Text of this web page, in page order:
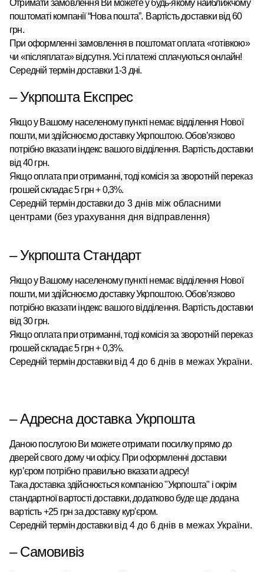
Отримати замовлення Ви можете у будь-якому найближчому
поштоматікомпанії “Нова пошта”. Вартість доставки від 60
грн.
При оформленні замовлення в поштомат оплата «готівкою»
чи «післяплата» відсутня. Усі платежі сплачуються онлайн!
Середній термін доставки 1-3 дні.
– Укрпошта Експрес
Якщо у Вашому населеному пункті немає відділення Нової
пошти, ми здійснюємо доставку Укрпоштою.Обов’язково
потрібно вказати індекс вашого відділення. Вартість доставки
від 40 грн.
Якщо оплата при отриманні, тоді комісія за зворотній переказ
грошей складає 5 грн + 0,3%.
Середній термін доставки до 3 днів між обласними
центрами (без урахування дня відправлення)
– Укрпошта Стандарт
Якщо у Вашому населеному пункті немає відділення Нової
пошти, ми здійснюємо доставку Укрпоштою.Обов’язково
потрібно вказати індекс вашого відділення. Вартість доставки
від 30 грн.
Якщо оплата при отриманні, тоді комісія за зворотній переказ
грошей складає 5 грн + 0,3%.
Середній термін доставки від 4 до 6 днів в межах України.
– Адресна доставка Укрпошта
Даною послугою Ви можете отримати посилку прямо до
дверей свого дому чи офісу. При оформленні доставки
кур’єром потрібно правильно вказати адресу!
Така доставка здійснюється компанією "Укрпошта" і окрім
стандартної вартості доставки, додатково буде ще додана
вартість +25 грн за доставку кур'єром.
Середній термін доставки від 4 до 6 днів в межах України.
– Самовивіз